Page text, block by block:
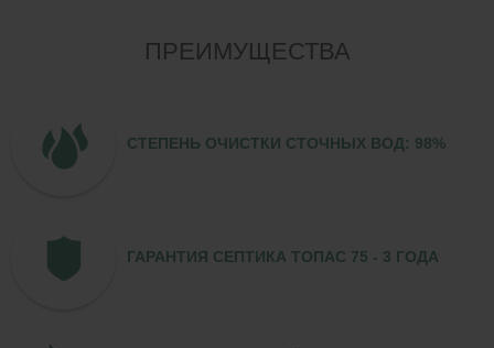
ПРЕИМУЩЕСТВА
СТЕПЕНЬ ОЧИСТКИ СТОЧНЫХ ВОД: 98%
ГАРАНТИЯ СЕПТИКА ТОПАС 75 - 3 ГОДА